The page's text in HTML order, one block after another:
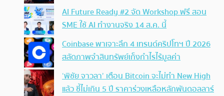
AI Future Ready #2 จัด Workshop ฟรี สอน
SME ใช้ AI ทำงานจริง 14 ส.ค. นี้
Coinbase พาเจาะลึก 4 เทรนด์คริปโทฯ ปี 2026
สลัดภาพจำสินทรัพย์เก็งกำไรไร้มูลค่า
‘พิชัย จาวลา’ เตือน Bitcoin จะไม่ทำ New High
แล้ว ชี้ไม่เกิน 5 ปี ราคาร่วงเหลือหลักพันดอลลาร์